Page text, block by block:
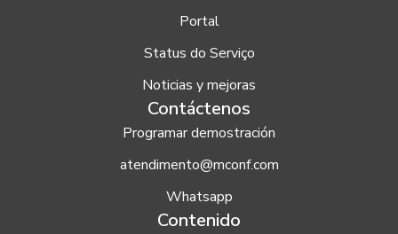
Portal
Status do Serviço
Noticias y mejoras
Contáctenos
Programar demostración
atendimento@mconf.com
Whatsapp
Contenido